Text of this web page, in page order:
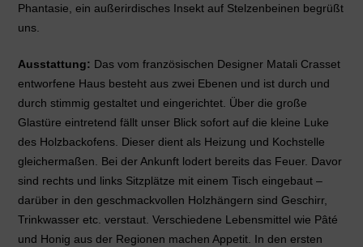
Phantasie, ein außerirdisches Insekt auf Stelzenbeinen begrüßt
uns.
Ausstattung: Das vom französischen Designer Matali Crasset
entworfene Haus besteht aus zwei Ebenen und ist durch und
durch stimmig gestaltet und eingerichtet. Über die große
Glastüre eintretend fällt unser Blick sofort auf die kleine Luke
des Holzbackofens. Dieser dient als Heizung und Kochstelle
gleichermaßen. Bei der Ankunft lodert bereits das Feuer. Davor
sind rechts und links Sitzplätze mit einem Tisch eingebaut –
darüber in den geschmackvollen Holzhängern sind Geschirr,
Trinkwasser etc. verstaut. Verschiedene Lebensmittel wie Pâté
und Honig aus der Regionen machen Appetit. In den ersten